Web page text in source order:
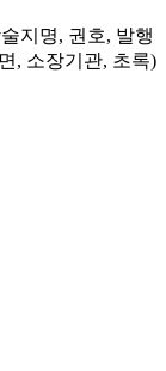
지명, 권호, 발행
, 소장기관, 초록)